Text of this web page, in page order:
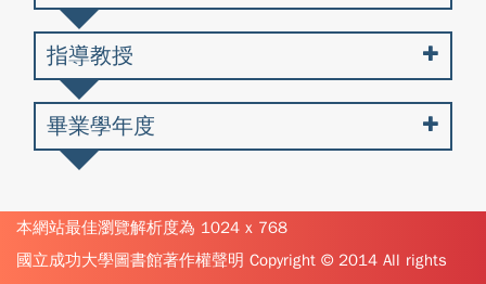
指導教授
畢業學年度
本網站最佳瀏覽解析度為 1024 x 768
國立成功大學圖書館著作權聲明 Copyright © 2014 All rights